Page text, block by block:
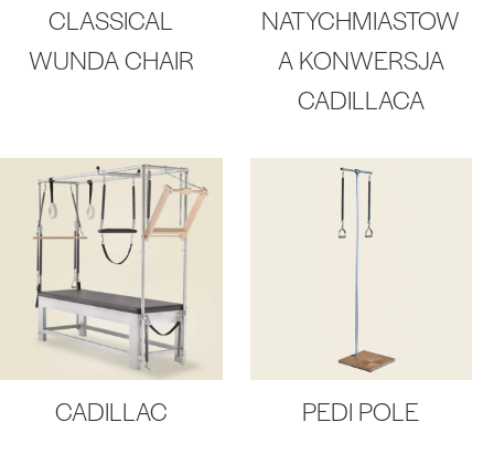
CLASSICAL
WUNDA CHAIR
NATYCHMIASTOW
A KONWERSJA
CADILLACA
CADILLAC PEDI POLE